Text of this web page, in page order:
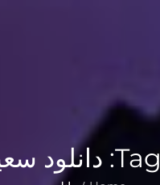
Tag: دانلود